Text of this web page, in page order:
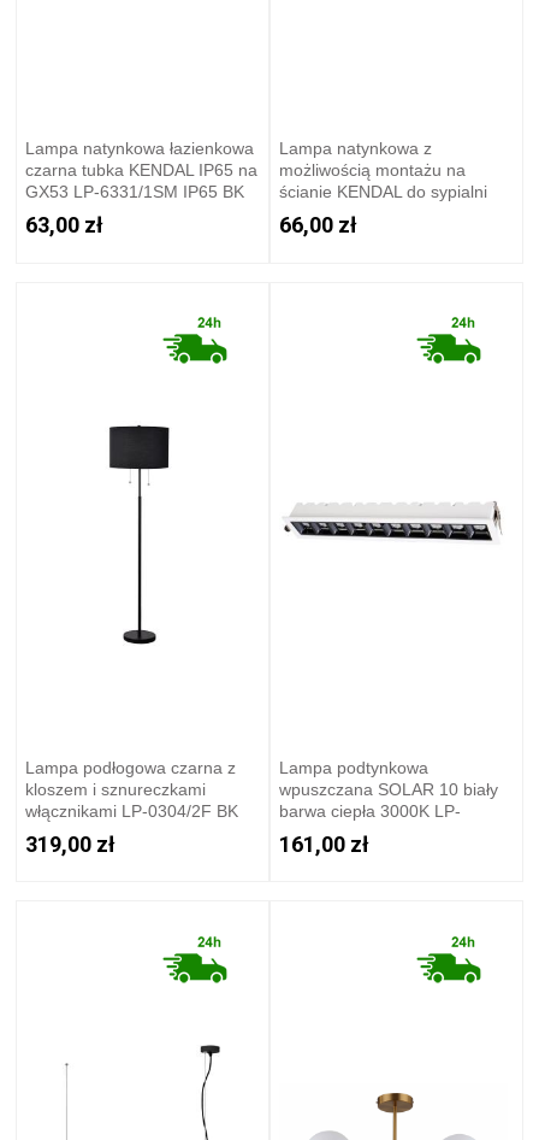
Lampa natynkowa łazienkowa
czarna tubka KENDAL IP65 na
GX53 LP-6331/1SM IP65 BK
Light Prestige
63,00 zł
Lampa natynkowa z
możliwością montażu na
ścianie KENDAL do sypialni
GX53 LP-6331/1SM BK
movable Light Prestige
66,00 zł
Lampa podłogowa czarna z
kloszem i sznureczkami
włącznikami LP-0304/2F BK
Light Prestige
319,00 zł
Lampa podtynkowa
wpuszczana SOLAR 10 biały
barwa ciepła 3000K LP-
0406/10RS WH Light Prestige
161,00 zł